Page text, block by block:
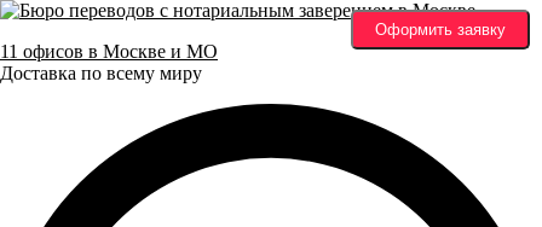
11 офисов в Москве и МО
Доставка по всему миру
Оформить заявку